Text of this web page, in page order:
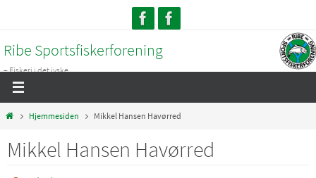
content
Ribe Sportsfiskerforening
– Fiskeri i det jyske...
HomeHjemmesiden Mikkel Hansen Havørred
Mikkel Hansen Havørred